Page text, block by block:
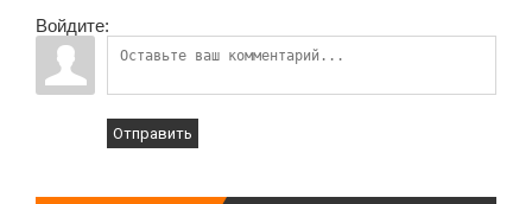
Войдите:
Отправить